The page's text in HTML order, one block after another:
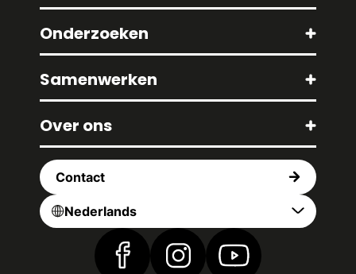
Onderzoeken
Samenwerken
Over ons
Contact
Nederlands
Vind ons op Facebook
Vind ons op Instagram
Vind ons op